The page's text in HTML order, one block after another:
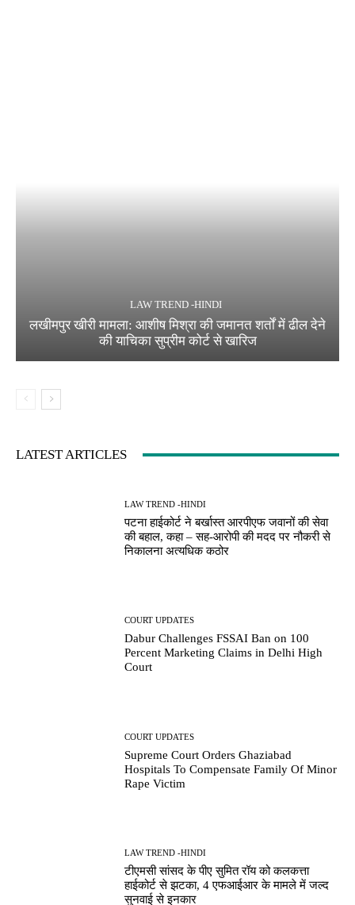
LAW TREND -HINDI
लखीमपुर खीरी मामला: आशीष मिश्रा की जमानत शर्तों में ढील देने
की याचिका सुप्रीम कोर्ट से खारिज
LATEST ARTICLES
LAW TREND -HINDI
पटना हाईकोर्ट ने बर्खास्त आरपीएफ जवानों की सेवा
की बहाल, कहा – सह-आरोपी की मदद पर नौकरी से
निकालना अत्यधिक कठोर
COURT UPDATES
Dabur Challenges FSSAI Ban on 100
Percent Marketing Claims in Delhi High
Court
COURT UPDATES
Supreme Court Orders Ghaziabad
Hospitals To Compensate Family Of Minor
Rape Victim
LAW TREND -HINDI
टीएमसी सांसद के पीए सुमित रॉय को कलकत्ता
हाईकोर्ट से झटका, 4 एफआईआर के मामले में जल्द
सुनवाई से इनकार